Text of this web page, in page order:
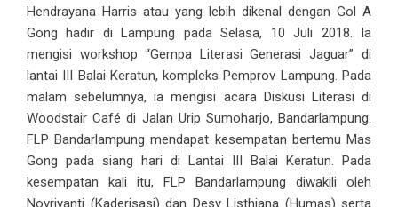
Hendrayana Harris atau yang lebih dikenal dengan Gol A
Gong hadir di Lampung pada Selasa, 10 Juli 2018. Ia
mengisi workshop “Gempa Literasi Generasi Jaguar” di
lantai III Balai Keratun, kompleks Pemprov Lampung. Pada
malam sebelumnya, ia mengisi acara Diskusi Literasi di
Woodstair Café di Jalan Urip Sumoharjo, Bandarlampung.
FLP Bandarlampung mendapat kesempatan bertemu Mas
Gong pada siang hari di Lantai III Balai Keratun. Pada
kesempatan kali itu, FLP Bandarlampung diwakili oleh
Novriyanti (Kaderisasi) dan Desy Listhiana (Humas) serta